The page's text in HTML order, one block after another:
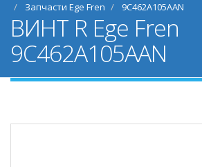
Запчасти Ege Fren
9C462A105AAN
ВИНТ R Ege Fren
9C462A105AAN